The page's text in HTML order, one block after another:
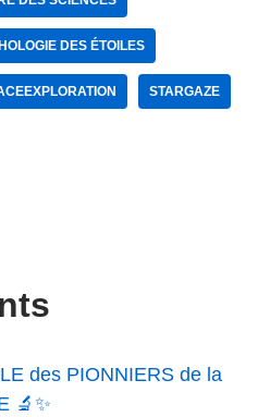
DES ÉTOILES
STARGAZE
des PIONNIERS de la
🔬✨